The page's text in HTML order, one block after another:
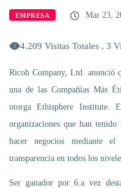
EMPRESA Mar 23,
4.209 Visitas Totales , 3
Ricoh Company, Ltd. anunció
una de las Compañías Más
otorga Ethisphere Institute.
organizaciones que han
hacer negocios mediante
transparencia en todos los
Ser ganador por 6.a vez